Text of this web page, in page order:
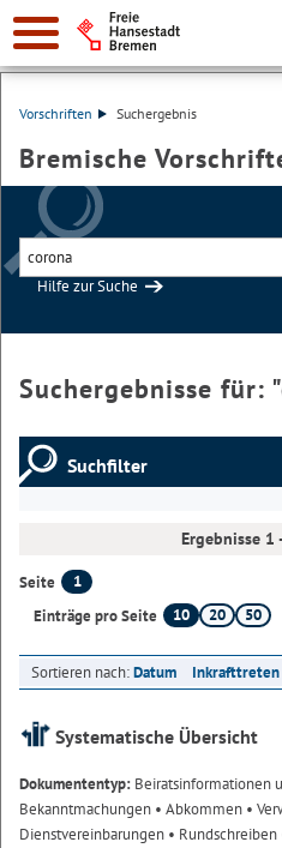
Vorschriften Suchergebnis
Bremische
Hilfe zur Suche
Suchergebnisse für: "
Suchfilter
Ergebnisse 1
Seite
1
Einträge pro Seite
10 20 50
Sortieren nach:Datum Inkrafttreten
Systematische Übersicht
Dokumententyp: Beiratsinformationen
Bekanntmachungen • Abkommen •
Dienstvereinbarungen • Rundschreiben